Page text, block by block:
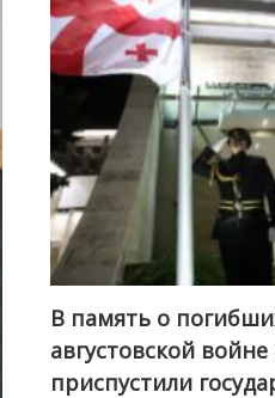
В память о
августовской
приспустили